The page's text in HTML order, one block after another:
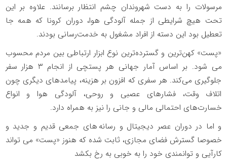
مرسولات را به دست شهروندان چشم انتظار برسانند. علاوه بر این
تحت هیچ شرایطی از جمله ‌آلودگی هوا، دوران کرونا که همه جا
تعطیل بود این دسته از افراد مشغول به خدمت‌رسانی بودند.
«پست» کهن‏‌ترین و گسترده‏‌ترین نوع ابزار ارتباطی بین مردم محسوب
می شود. بر اساس آمار جهانی هر پستچی از انجام ۳ هزار سفر
جلوگیری می‌کند. هر سفری که افزون بر هزینه، پیامدهای دیگری چون
اتلاف وقت، فشارهای عصبی و روحی، آلودگی هوا و انواع
خسارت‌های احتمالی مالی و جانی را نیز به همراه دارد.
و اما در دوران عصر دیجیتال و رسانه های جمعی قدیم و جدید و
خصوصا گسترش فضای مجازی، ثابت شده که هنوز «پست» می تواند
کارآیی و توانمندی خود را به خوبی به رخ بکشد